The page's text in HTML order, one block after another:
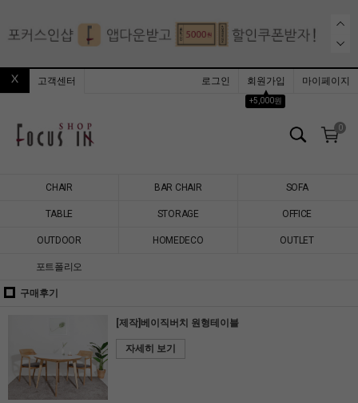
고객센터 로그인
회원가입
▲
+5,000원
마이페이지
0
CHAIR BAR CHAIR SOFA
TABLE STORAGE OFFICE
OUTDOOR HOMEDECO OUTLET
포트폴리오
구매후기
[제작]베이직버치 원형테이블
자세히 보기